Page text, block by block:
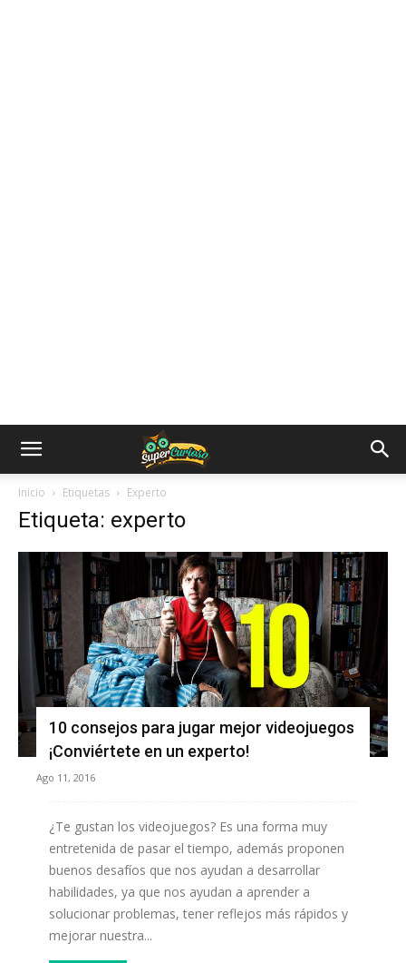
Inicio Etiquetas Experto
Etiqueta: experto
10 consejos para jugar mejor videojuegos
¡Conviértete en un experto!
Ago 11, 2016
¿Te gustan los videojuegos? Es una forma muy
entretenida de pasar el tiempo, además proponen
buenos desafíos que nos ayudan a desarrollar
habilidades, ya que nos ayudan a aprender a
solucionar problemas, tener reflejos más rápidos y
mejorar nuestra...